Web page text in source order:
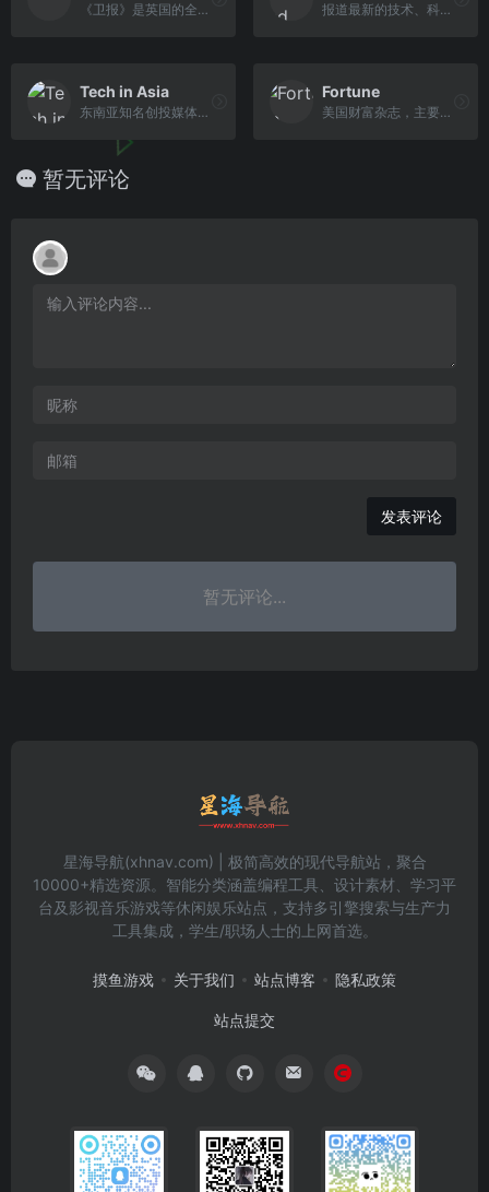
《卫报》是英国的全国性综合内容日报 报道最新的技术、科学、文化和商业
Tech in Asia
东南亚知名创投媒体，连接亚洲创业生态系统
Fortune
美国财富杂志，主要刊登经济问题研究文章
暂无评论
发表评论
暂无评论...
星海导航(xhnav.com) | 极简高效的现代导航站，聚合
10000+精选资源。智能分类涵盖编程工具、设计素材、学习平
台及影视音乐游戏等休闲娱乐站点，支持多引擎搜索与生产力
工具集成，学生/职场人士的上网首选。
摸鱼游戏 关于我们 站点博客 隐私政策
站点提交